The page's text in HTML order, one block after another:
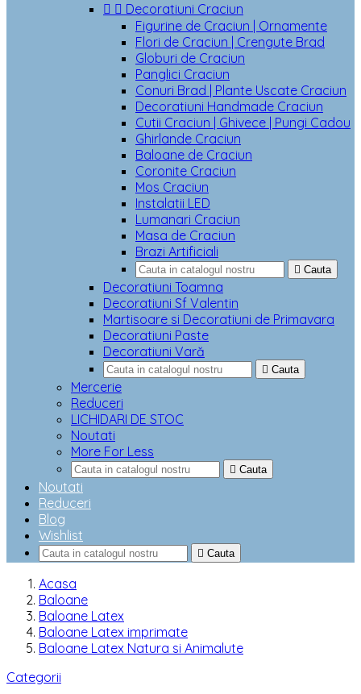
  Decoratiuni Craciun
Figurine de Craciun | Ornamente
Flori de Craciun | Crengute Brad
Globuri de Craciun
Panglici Craciun
Conuri Brad | Plante Uscate Craciun
Decoratiuni Handmade Craciun
Cutii Craciun | Ghivece | Pungi Cadou
Ghirlande Craciun
Baloane de Craciun
Coronite Craciun
Mos Craciun
Instalatii LED
Lumanari Craciun
Masa de Craciun
Brazi Artificiali
 Cauta
Decoratiuni Toamna
Decoratiuni Sf Valentin
Martisoare si Decoratiuni de Primavara
Decoratiuni Paste
Decoratiuni Vară
 Cauta
Mercerie
Reduceri
LICHIDARI DE STOC
Noutati
More For Less
 Cauta
Noutati
Reduceri
Blog
Wishlist
 Cauta
Acasa
Baloane
Baloane Latex
Baloane Latex imprimate
Baloane Latex Natura si Animalute
Categorii